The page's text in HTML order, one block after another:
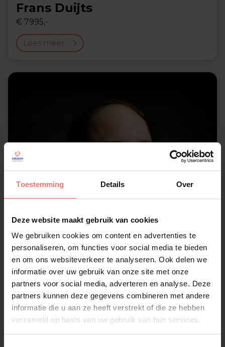
Toestemming Details Over
Deze website maakt gebruik van cookies
We gebruiken cookies om content en advertenties te
personaliseren, om functies voor social media te bieden
en om ons websiteverkeer te analyseren. Ook delen we
informatie over uw gebruik van onze site met onze
partners voor social media, adverteren en analyse. Deze
partners kunnen deze gegevens combineren met andere
informatie die u aan ze heeft verstrekt of die ze hebben
verzameld op basis van uw gebruik van hun services.
Frans Duijts
€ 7995,-
Lees meer
Niels Korsuize
€ 1895,-
Lees meer